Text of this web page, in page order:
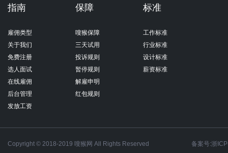
指南
雇佣类型
关于我们
免费注册
选人面试
在线雇佣
后台管理
发放工资
保障
嗖猴保障
三天试用
投诉规则
暂停规则
解雇申明
红包规则
标准
工作标准
行业标准
设计标准
薪资标准
Copyright © 2018-2019 嗖猴网 All Rights Reserved 备案号:浙